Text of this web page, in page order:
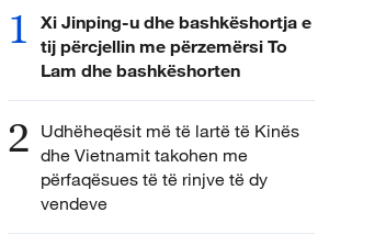
1
Xi Jinping-u dhe bashkëshortja e
tij përcjellin me përzemërsi To
Lam dhe bashkëshorten
2 Udhëheqësit më të lartë të Kinës
dhe Vietnamit takohen me
përfaqësues të të rinjve të dy
vendeve